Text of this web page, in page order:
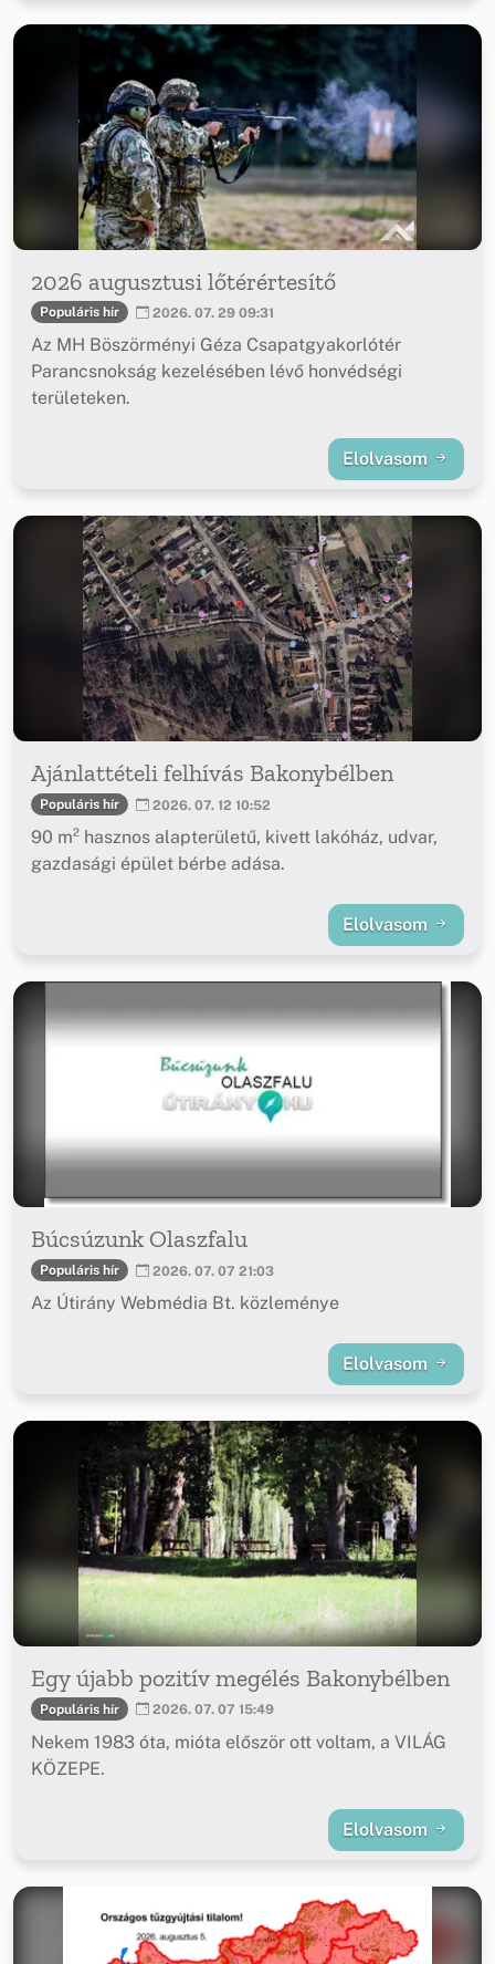
2026 augusztusi lőtérértesítő
Populáris hír 2026. 07. 29 09:31
Az MH Böszörményi Géza Csapatgyakorlótér
Parancsnokság kezelésében lévő honvédségi
területeken.
Elolvasom
Ajánlattételi felhívás Bakonybélben
Populáris hír 2026. 07. 12 10:52
90 m² hasznos alapterületű, kivett lakóház, udvar,
gazdasági épület bérbe adása.
Elolvasom
Búcsúzunk Olaszfalu
Populáris hír 2026. 07. 07 21:03
Az Útirány Webmédia Bt. közleménye
Elolvasom
Egy újabb pozitív megélés Bakonybélben
Populáris hír 2026. 07. 07 15:49
Nekem 1983 óta, mióta először ott voltam, a VILÁG
KÖZEPE.
Elolvasom